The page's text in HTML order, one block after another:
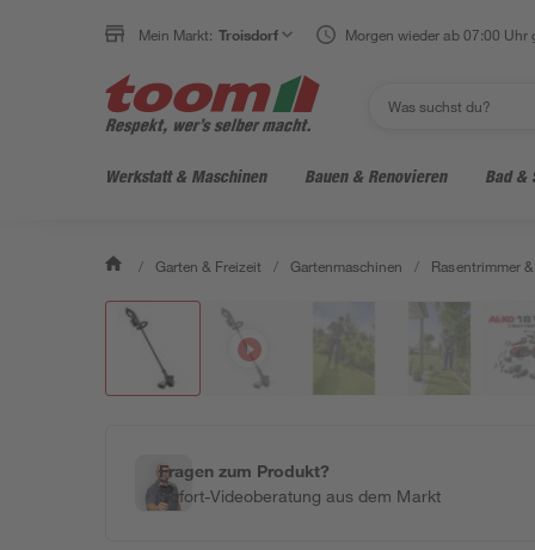
Mein Markt: Troisdorf Morgen wieder ab 07:00 Uhr
Werkstatt & Maschinen Bauen & Renovieren Bad &
/ Garten & Freizeit / Gartenmaschinen / Rasentrimmer
Fragen zum Produkt?
Sofort-Videoberatung aus dem Markt